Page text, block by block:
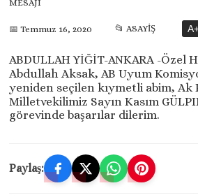
📅 Temmuz 16, 2020 📂 ASAYİŞ
ABDULLAH YİĞİT-ANKARA -Özel
Abdullah Aksak, AB Uyum
yeniden seçilen kıymetli abim, Ak
Milletvekilimiz Sayın Kasım
görevinde başarılar dilerim.
Paylaş: